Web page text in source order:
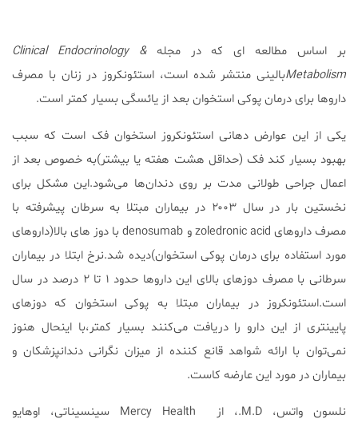
بر اساس مطالعه ای که در مجلهClinical Endocrinology &
Metabolismبالینی منتشر شده است، استئونکروز در زنان با مصرف
داروها برای درمان پوکی استخوان بعد از یائسگی بسیار کمتر است.
یکی از این عوارض دهانی استئونکروز استخوان فک است که سبب
بهبود بسیار کند فک (حداقل هشت هفته یا بیشتر)به خصوص بعد از
اعمال جراحی طولانی مدت بر روی دندان‌ها می‌شود.این مشکل برای
نخستین بار در سال ۲۰۰۳ در بیماران مبتلا به سرطان پیشرفته با
مصرف داروهای zoledronic acid و denosumab با دوز های بالا(داروهای
مورد استفاده برای درمان پوکی استخوان)دیده شد.نرخ ابتلا در بیماران
سرطانی با مصرف دوزهای بالای این داروها حدود ۱ تا ۲ درصد در سال
است.استئونکروز در بیماران مبتلا به پوکی استخوان که دوزهای
پایینتری از این دارو را دریافت می‌کنند بسیار کمتر،با اینحال هنوز
نمی‌توان با ارائه شواهد قانع کننده از میزان نگرانی دندانپزشکان و
بیماران در مورد این عارضه کاست.
نلسون واتس، M.D.، از Mercy Health سینسیناتی، اوهایو